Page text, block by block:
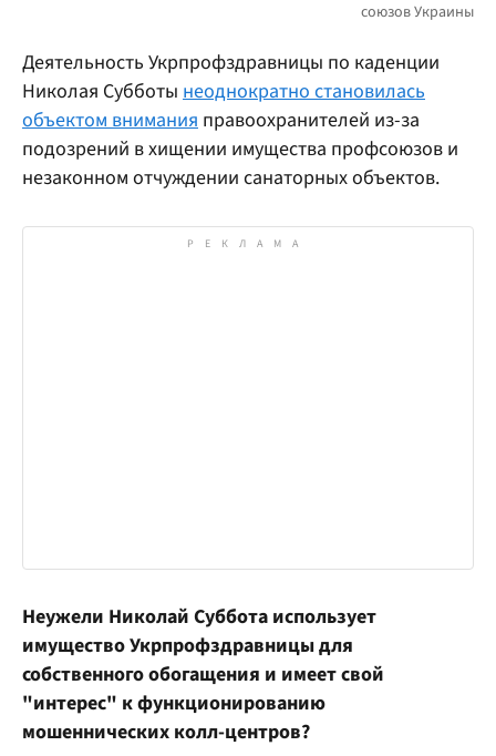
Деятельность Укрпрофздравницы по каденции
Николая Субботы неоднократно становилась
объектом внимания правоохранителей из-за
подозрений в хищении имущества профсоюзов и
незаконном отчуждении санаторных объектов.
Неужели Николай Суббота использует
имущество Укрпрофздравницы для
собственного обогащения и имеет свой
"интерес" к функционированию
мошеннических колл-центров?